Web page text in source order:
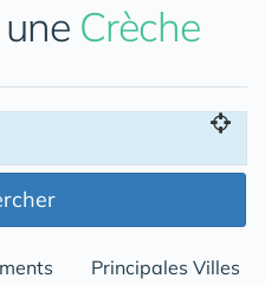
Crèche
Principales Villes